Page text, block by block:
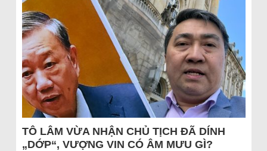
TÔ LÂM VỪA NHẬN CHỦ TỊCH ĐÃ DÍNH
„DỚP“, VƯỢNG VIN CÓ ÂM MƯU GÌ?